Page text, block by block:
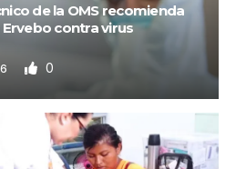
de la OMS recomienda
contra virus
0